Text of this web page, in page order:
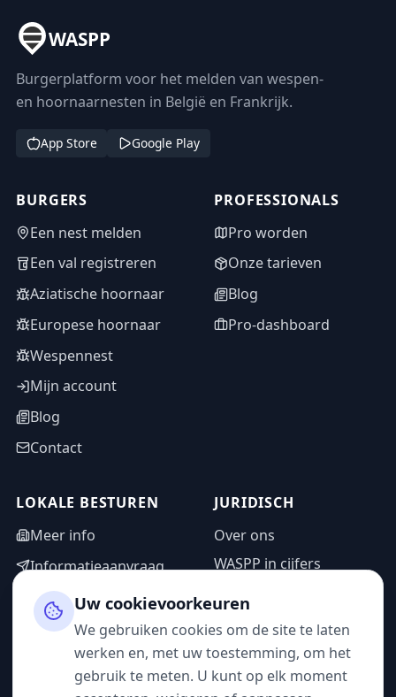
WASPP
Burgerplatform voor het melden van wespen-
en hoornaarnesten in België en Frankrijk.
App Store Google Play
BURGERS
Een nest melden
Een val registreren
Aziatische hoornaar
Europese hoornaar
Wespennest
Mijn account
Blog
Contact
PROFESSIONALS
Pro worden
Onze tarieven
Blog
Pro-dashboard
LOKALE BESTUREN
Meer info
Informatieaanvraag
Adminzone
JURIDISCH
Over ons
WASPP in cijfers
Privacybeleid
Gebruiksvoorwaarden
Uw cookievoorkeuren
We gebruiken cookies om de site te laten
werken en, met uw toestemming, om het
gebruik te meten. U kunt op elk moment